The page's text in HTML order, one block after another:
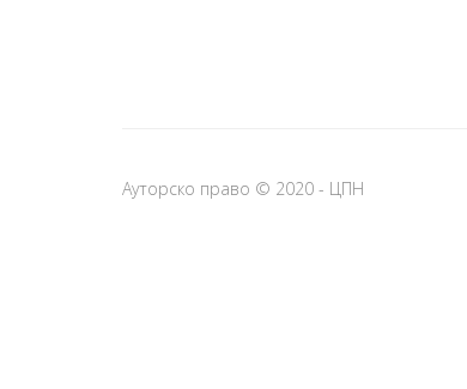
Ауторско право © 2020 - ЦПН